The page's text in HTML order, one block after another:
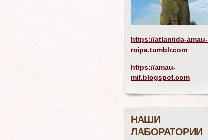
https://atlantida-amau-
roipa.tumblr.com
https://amau-
mif.blogspot.com
НАШИ
ЛАБОРАТОРИИ